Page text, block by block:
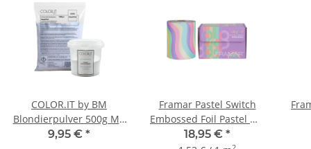
COLOR.IT by BM
Blondierpulver 500g Mit
Aufbewahrungsdose
9,95 € *
Framar Pastel Switch
Embossed Foil Pastel Me
More! 12,7cm X 97,5m
18,95 € *